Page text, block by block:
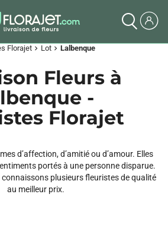
Florajet chevron_right Lot chevron_right Lalbenque
Fleurs à
-
Florajet
d’affection, d’amitié ou d’amour. Elles
portés à une personne disparue.
plusieurs fleuristes de qualité
au meilleur prix.